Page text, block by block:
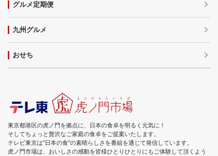
グルメ定期便
九州グルメ
おせち
東京都港区の虎ノ門を拠点に、日本の食卓を明るく元気に！
そしてちょっと贅沢なご家庭の食卓をご提案いたします。
テレビ東京は"日本の食"の素晴らしさを番組を通じて発信しています。
虎ノ門市場は、おいしさの感動を皆様ひとりひとりにもご体験して頂くよう